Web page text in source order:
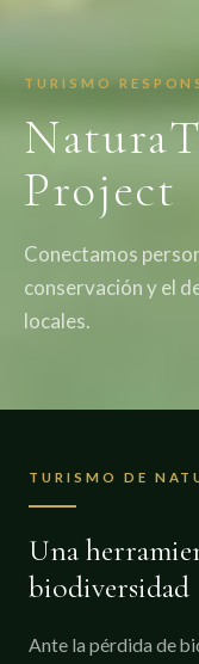
TURISMO
Project
Conectamos
conservación y el
locales.
TURISMO DE
Una
biodiversidad
Ante la pérdida de